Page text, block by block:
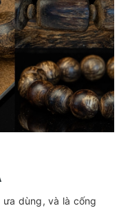
ưa dùng, và là cống